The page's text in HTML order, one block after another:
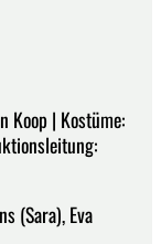
Koop | Kostüme:
(Sara), Eva